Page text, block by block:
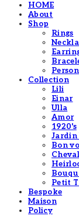
HOME
About
Shop
Rings
Collection
Lili
Einar
Ulla
Amor
1920's
Jardin
Bon
Cheval
Petit
Bespoke
Maison
Policy